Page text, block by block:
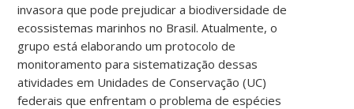
invasora que pode prejudicar a biodiversidade de
ecossistemas marinhos no Brasil. Atualmente, o
grupo está elaborando um protocolo de
monitoramento para sistematização dessas
atividades em Unidades de Conservação (UC)
federais que enfrentam o problema de espécies